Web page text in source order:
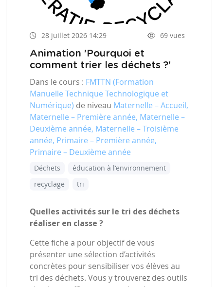
28 juillet 2026 14:29 69 vues
Animation 'Pourquoi et
comment trier les déchets ?'
Dans le cours : FMTTN (Formation
Manuelle Technique Technologique et
Numérique) de niveau Maternelle – Accueil,
Maternelle – Première année, Maternelle –
Deuxième année, Maternelle – Troisième
année, Primaire – Première année,
Primaire – Deuxième année
Déchets
éducation à l'environnement
recyclage
tri
Quelles activités sur le tri des déchets
réaliser en classe ?
Cette fiche a pour objectif de vous
présenter une sélection d’activités
concrètes pour sensibiliser vos élèves au
tri des déchets. Vous y trouverez des outils